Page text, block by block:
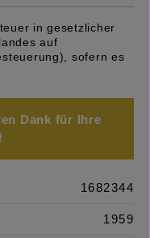
in gesetzlicher
auf
sofern es
Dank für Ihre
1682344
1959